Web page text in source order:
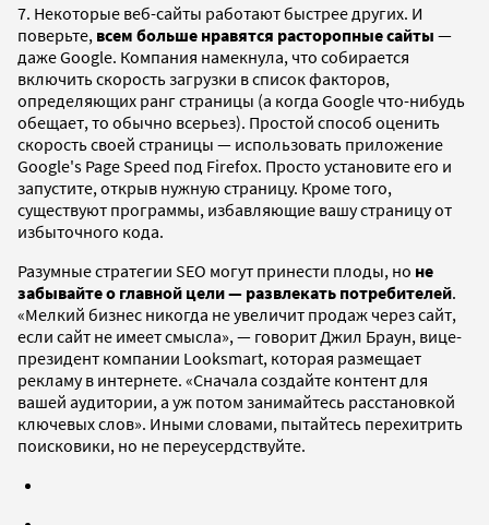
7. Некоторые веб-сайты работают быстрее других. И
поверьте, всем больше нравятся расторопные сайты —
даже Google. Компания намекнула, что собирается
включить скорость загрузки в список факторов,
определяющих ранг страницы (а когда Google что-нибудь
обещает, то обычно всерьез). Простой способ оценить
скорость своей страницы — использовать приложение
Google's Page Speed под Firefox. Просто установите его и
запустите, открыв нужную страницу. Кроме того,
существуют программы, избавляющие вашу страницу от
избыточного кода.
Разумные стратегии SEO могут принести плоды, но не
забывайте о главной цели — развлекать потребителей.
«Мелкий бизнес никогда не увеличит продаж через сайт,
если сайт не имеет смысла», — говорит Джил Браун, вице-
президент компании Looksmart, которая размещает
рекламу в интернете. «Сначала создайте контент для
вашей аудитории, а уж потом занимайтесь расстановкой
ключевых слов». Иными словами, пытайтесь перехитрить
поисковики, но не переусердствуйте.